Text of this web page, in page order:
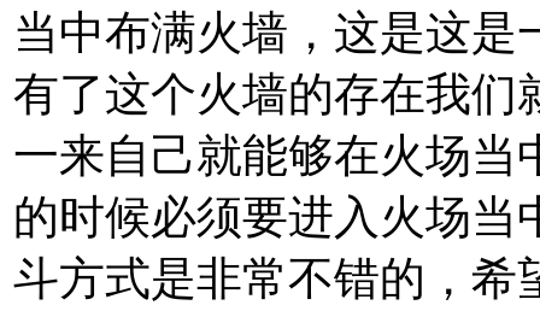
当中布满火墙，这是这
有了这个火墙的存在我们
一来自己就能够在火场当
的时候必须要进入火场当
斗方式是非常不错的，希